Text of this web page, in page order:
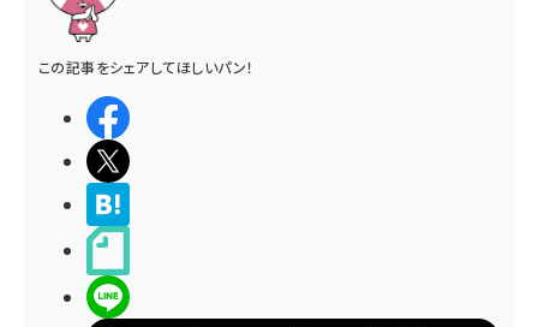
この記事をシェアしてほしいパン！